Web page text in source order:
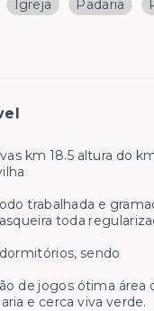
Igreja Padaria
km 18.5 altura do
trabalhada e
toda
sendo
de jogos ótima
e cerca viva verde.